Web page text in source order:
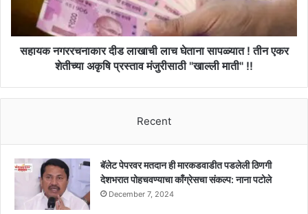
तीन
एकरसहायक नगररचनाकार दीड लाखाची लाच घेताना सापळ्यात ! तीन एकर
शेतीच्या अकृषि प्रस्ताव मंजुरीसाठी "खाल्ली माती" !!
Recent
बॅलेट पेपरवर मतदान ही मारकडवाडीत पडलेली ठिणगी
देशभरात पोहचवण्याचा काँग्रेसचा संकल्प: नाना पटोले
December 7, 2024